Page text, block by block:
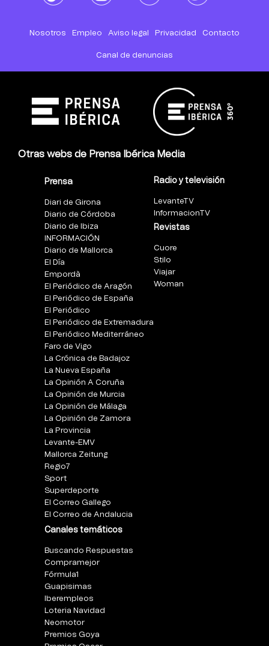
Nosotros Empleo Aviso legal Privacidad Contacto
Canal de denuncias
Otras webs de Prensa Ibérica Media
Prensa
Diari de Girona
Diario de Córdoba
Diario de Ibiza
INFORMACIÓN
Diario de Mallorca
El Día
Empordà
El Periódico de Aragón
El Periódico de España
El Periódico
El Periódico de Extremadura
El Periódico Mediterráneo
Faro de Vigo
La Crónica de Badajoz
La Nueva España
La Opinión A Coruña
La Opinión de Murcia
La Opinión de Málaga
La Opinión de Zamora
La Provincia
Levante-EMV
Mallorca Zeitung
Regio7
Sport
Superdeporte
El Correo Gallego
El Correo de Andalucia
Canales temáticos
Buscando Respuestas
Compramejor
Fórmula1
Guapisimas
Iberempleos
Loteria Navidad
Neomotor
Premios Goya
Radio y televisión
LevanteTV
InformacionTV
Revistas
Cuore
Stilo
Viajar
Woman